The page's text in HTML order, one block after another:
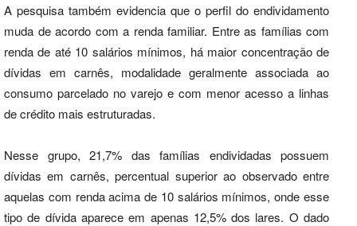
A pesquisa também evidencia que o perfil do endividamento
muda de acordo com a renda familiar. Entre as famílias com
renda de até 10 salários mínimos, há maior concentração de
dívidas em carnês, modalidade geralmente associada ao
consumo parcelado no varejo e com menor acesso a linhas
de crédito mais estruturadas.
Nesse grupo, 21,7% das famílias endividadas possuem
dívidas em carnês, percentual superior ao observado entre
aquelas com renda acima de 10 salários mínimos, onde esse
tipo de dívida aparece em apenas 12,5% dos lares. O dado